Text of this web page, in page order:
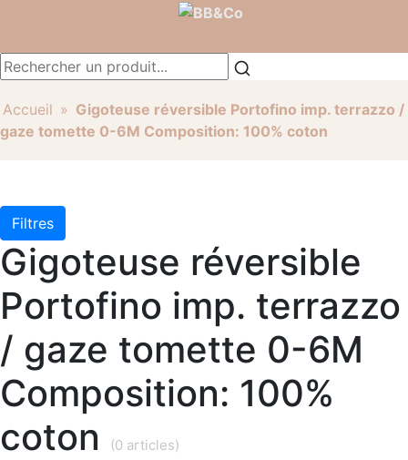
Accueil » Gigoteuse réversible Portofino imp. terrazzo /
gaze tomette 0-6M Composition: 100% coton
Filtres
Gigoteuse réversible
Portofino imp. terrazzo
/ gaze tomette 0-6M
Composition: 100%
coton
(0 articles)